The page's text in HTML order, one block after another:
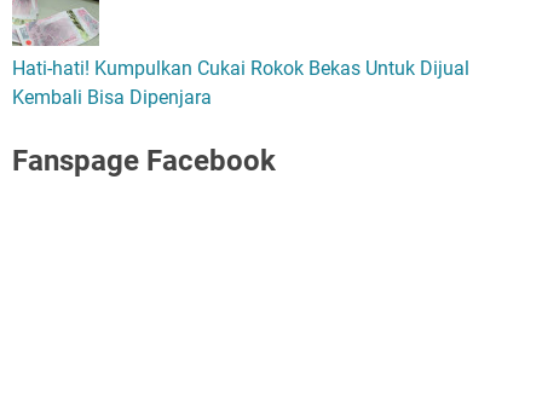
Hati-hati! Kumpulkan Cukai Rokok Bekas Untuk Dijual
Kembali Bisa Dipenjara
Fanspage Facebook